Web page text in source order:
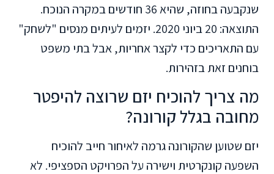
שנקבעה בחוזה, שהיא 36 חודשים במקרה הנוכח.
התוצאה: 20 ביוני 2020. יזמים לעיתים מנסים "לשחק"
עם התאריכים כדי לקצר אחריות, אבל בתי משפט
בוחנים זאת בזהירות.
מה צריך להוכיח יזם שרוצה להיפטר
מחובה בגלל קורונה?
יזם שטוען שהקורונה גרמה לאיחור חייב להוכיח
השפעה קונקרטית וישירה על הפרויקט הספציפי. לא